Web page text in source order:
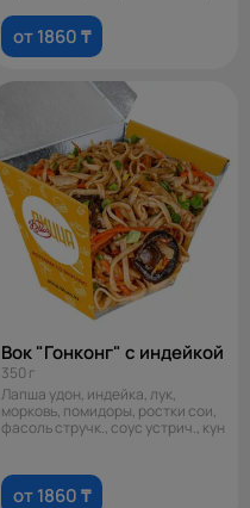
от 1860 ₸
Вок "Гонконг" с индейкой
350 г
Лапша удон, индейка, лук,
морковь, помидоры, ростки сои,
фасоль стручк., соус устрич., кун
от 1860 ₸